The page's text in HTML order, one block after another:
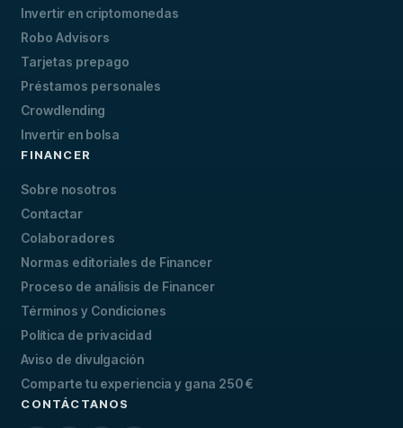
Invertir en criptomonedas
Robo Advisors
Tarjetas prepago
Préstamos personales
Crowdlending
Invertir en bolsa
FINANCER
Sobre nosotros
Contactar
Colaboradores
Normas editoriales de Financer
Proceso de análisis de Financer
Términos y Condiciones
Política de privacidad
Aviso de divulgación
Comparte tu experiencia y gana 250 €
CONTÁCTANOS